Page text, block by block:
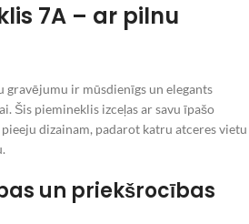
7A – ar pilnu
ir mūsdienīgs un elegants
Šis piemineklis izceļas ar savu īpašo
dizainam, padarot katru atceres vietu
un priekšrocības